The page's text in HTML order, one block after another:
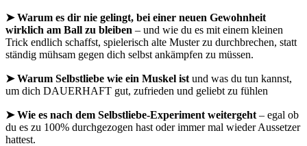
➤ Warum es dir nie gelingt, bei einer neuen Gewohnheit
wirklich am Ball zu bleiben – und wie du es mit einem kleinen
Trick endlich schaffst, spielerisch alte Muster zu durchbrechen, statt
ständig mühsam gegen dich selbst ankämpfen zu müssen.
➤ Warum Selbstliebe wie ein Muskel ist und was du tun kannst,
um dich DAUERHAFT gut, zufrieden und geliebt zu fühlen
➤ Wie es nach dem Selbstliebe-Experiment weitergeht – egal ob
du es zu 100% durchgezogen hast oder immer mal wieder Aussetzer
hattest.